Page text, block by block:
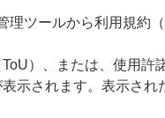
理ツールから利用規約
）、または、使用許
示されます。表示され